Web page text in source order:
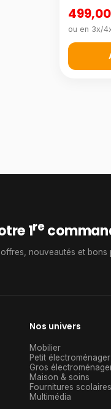
ou en 3x/
1re
nouveautés et bons
Nos univers
Mobilier
Petit électroménager
Gros
Maison & soins
Fournitures scolaires
Multimédia